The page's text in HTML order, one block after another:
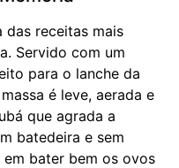
das receitas mais
Servido com um
para o lanche da
é leve, aerada e
que agrada a
batedeira e sem
bater bem os ovos